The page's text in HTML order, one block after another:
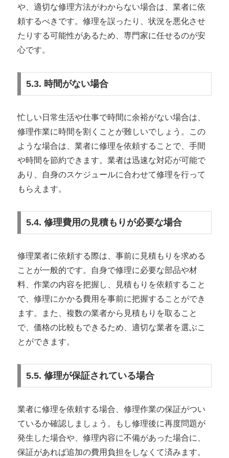
や、適切な修理方法がわからない場合は、業者に依
頼するべきです。修理を誤ったり、状況を悪化させ
たりする可能性があるため、専門家に任せるのが安
心です。
5.3. 時間がない場合
忙しい日常生活や仕事で時間に余裕がない場合は、
修理作業に時間を割くことが難しいでしょう。この
ような場合は、業者に修理を依頼することで、手間
や時間を節約できます。業者は迅速な対応が可能で
あり、自身のスケジュールに合わせて修理を行って
もらえます。
5.4. 修理費用の見積もりが必要な場合
修理業者に依頼する際は、事前に見積もりを求める
ことが一般的です。自身で修理に必要な部品や材
料、作業の内容を把握し、見積もりを依頼すること
で、修理にかかる費用を事前に把握することができ
ます。また、複数の業者から見積もりを取ること
で、価格の比較もできるため、適切な業者を選ぶこ
とができます。
5.5. 修理が保証されている場合
業者に修理を依頼する場合、修理作業の保証がつい
ているか確認しましょう。もし修理後に再度問題が
発生した場合や、修理内容に不備があった場合に、
保証があれば追加の費用負担をしなくて済みます。